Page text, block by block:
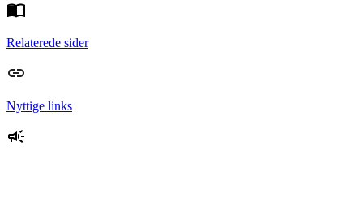
Relaterede sider
Nyttige links